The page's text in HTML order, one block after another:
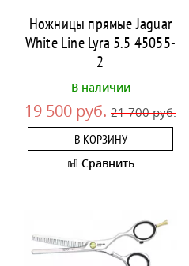
Ножницы прямые Jaguar
White Line Lyra 5.5 45055-
2
В наличии
19 500 руб. 21 700 руб.
В КОРЗИНУ
Сравнить